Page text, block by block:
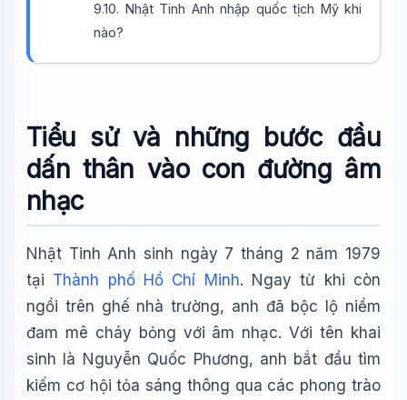
9.10. Nhật Tinh Anh nhập quốc tịch Mỹ khi
nào?
Tiểu sử và những bước đầu
dấn thân vào con đường âm
nhạc
Nhật Tinh Anh sinh ngày 7 tháng 2 năm 1979
tại Thành phố Hồ Chí Minh. Ngay từ khi còn
ngồi trên ghế nhà trường, anh đã bộc lộ niềm
đam mê cháy bỏng với âm nhạc. Với tên khai
sinh là Nguyễn Quốc Phương, anh bắt đầu tìm
kiếm cơ hội tỏa sáng thông qua các phong trào
🤖 Wiki Trợ Lý
🎓
Xin chào!
Tôi là trợ lý AI của TuDienWiki. Hãy hỏi tôi bất kỳ điều gì
về các bài viết trên Wiki!
🪐 Sao Mộc là gì?